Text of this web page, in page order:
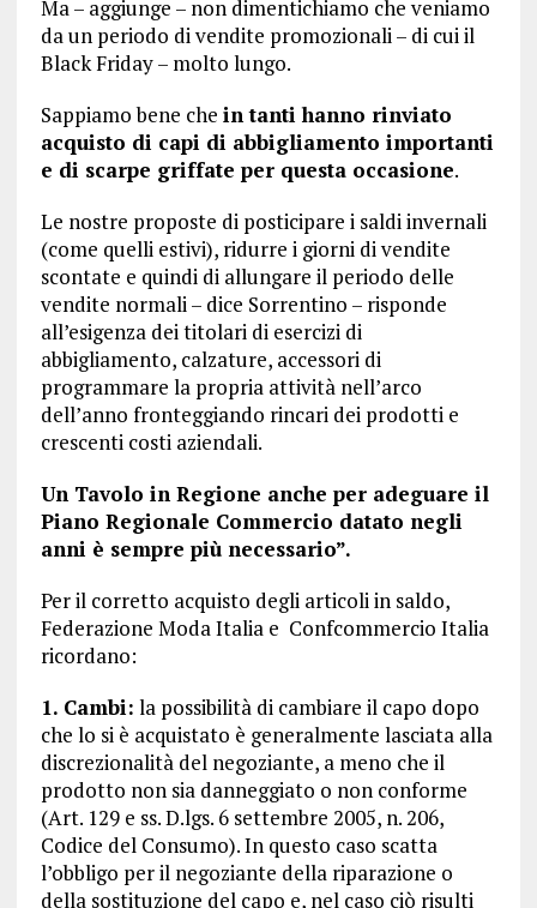
Ma – aggiunge – non dimentichiamo che veniamo
da un periodo di vendite promozionali – di cui il
Black Friday – molto lungo.
Sappiamo bene che in tanti hanno rinviato
acquisto di capi di abbigliamento importanti
e di scarpe griffate per questa occasione.
Le nostre proposte di posticipare i saldi invernali
(come quelli estivi), ridurre i giorni di vendite
scontate e quindi di allungare il periodo delle
vendite normali – dice Sorrentino – risponde
all’esigenza dei titolari di esercizi di
abbigliamento, calzature, accessori di
programmare la propria attività nell’arco
dell’anno fronteggiando rincari dei prodotti e
crescenti costi aziendali.
Un Tavolo in Regione anche per adeguare il
Piano Regionale Commercio datato negli
anni è sempre più necessario”.
Per il corretto acquisto degli articoli in saldo,
Federazione Moda Italia e Confcommercio Italia
ricordano:
1. Cambi: la possibilità di cambiare il capo dopo
che lo si è acquistato è generalmente lasciata alla
discrezionalità del negoziante, a meno che il
prodotto non sia danneggiato o non conforme
(Art. 129 e ss. D.lgs. 6 settembre 2005, n. 206,
Codice del Consumo). In questo caso scatta
l’obbligo per il negoziante della riparazione o
della sostituzione del capo e, nel caso ciò risulti